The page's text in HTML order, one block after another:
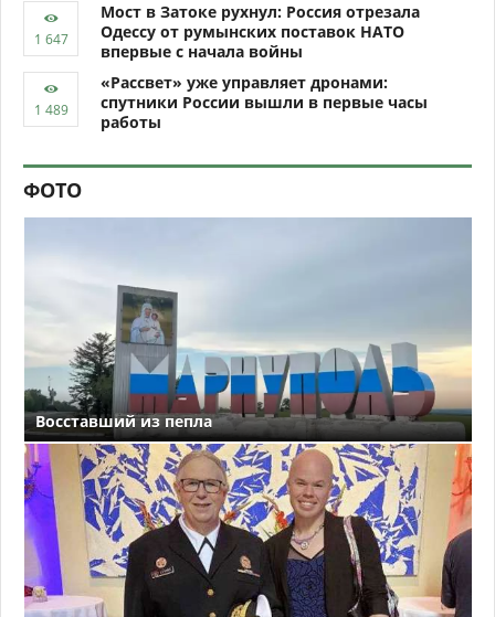
Мост в Затоке рухнул: Россия отрезала
Одессу от румынских поставок НАТО
впервые с начала войны
«Рассвет» уже управляет дронами:
спутники России вышли в первые часы
работы
ФОТО
Восставший из пепла